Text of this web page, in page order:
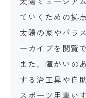
ていくための拠
太陽の家やパラ
ーカイブを閲覧
また、障がいの
する治工具や自
スポーツ用車い